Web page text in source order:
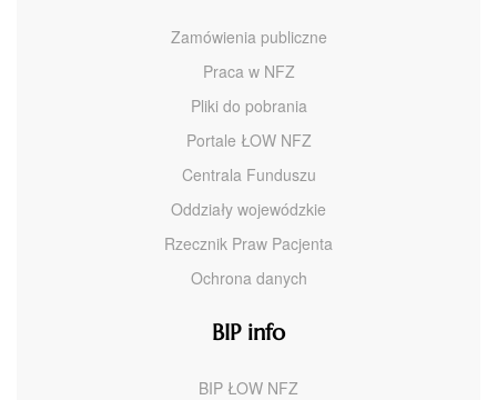
Zamówienia publiczne
Praca w NFZ
Pliki do pobrania
Portale ŁOW NFZ
Centrala Funduszu
Oddziały wojewódzkie
Rzecznik Praw Pacjenta
Ochrona danych
BIP info
BIP ŁOW NFZ